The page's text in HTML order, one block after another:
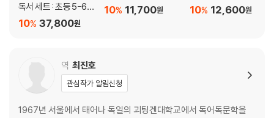
독서 세트 : 초등 5-6학
년
37,800원
10%
11,700원
10% 12,600원
10%
역 최진호
관심작가 알림신청
1967년 서울에서 태어나 독일의 괴팅겐대학교에서 독어독문학을